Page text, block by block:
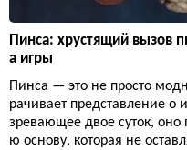
Пинса: хрустящий вызов
а игры
Пинса — это не просто
рачивает представление о
зревающее двое суток, оно
ю основу, которая не